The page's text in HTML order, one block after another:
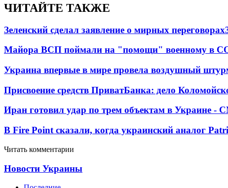
ЧИТАЙТЕ ТАКЖЕ
Зеленский сделал заявление о мирных переговорах
Майора ВСП поймали на "помощи" военному в
Украина впервые в мире провела воздушный
Присвоение средств ПриватБанка: дело
Иран готовил удар по трем объектам в Украине -
В Fire Point сказали, когда украинский аналог
Читать комментарии
Новости Украины